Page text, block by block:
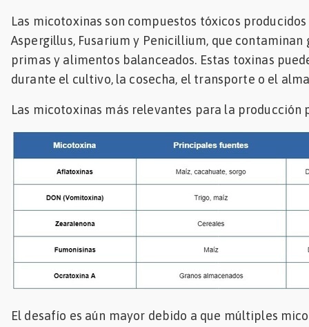
Las micotoxinas son compuestos tóxicos
Aspergillus, Fusarium y Penicillium, que contaminan
primas y alimentos balanceados. Estas toxinas
durante el cultivo, la cosecha, el transporte o el
Las micotoxinas más relevantes para la producción
El desafío es aún mayor debido a que múltiples